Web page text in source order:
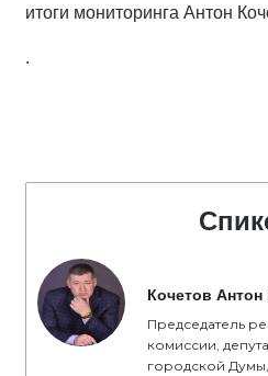
итоги мониторинга Антон
.
Кочетов
Председатель
комиссии,
городской